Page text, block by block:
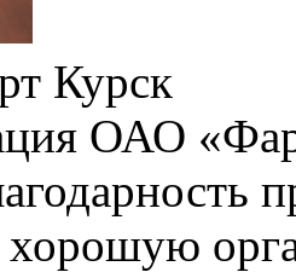
Курск
ОАО
хорошую